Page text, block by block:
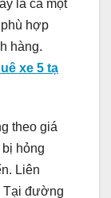
là cả một
hợp
hàng.
xe 5 tạ
theo giá
hỏng
Liên
Tại đường